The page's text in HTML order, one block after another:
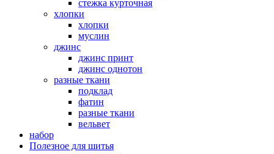
стежка курточная
хлопки
хлопки
муслин
джинс
джинс принт
джинс однотон
разные ткани
подклад
фатин
разные ткани
вельвет
набор
Полезное для шитья